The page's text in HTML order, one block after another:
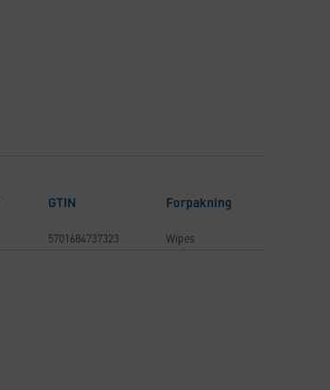
GTIN Forpakning
5701684737323 Wipes